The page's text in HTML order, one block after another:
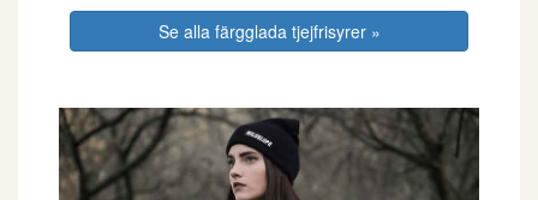
Se alla färgglada tjejfrisyrer »